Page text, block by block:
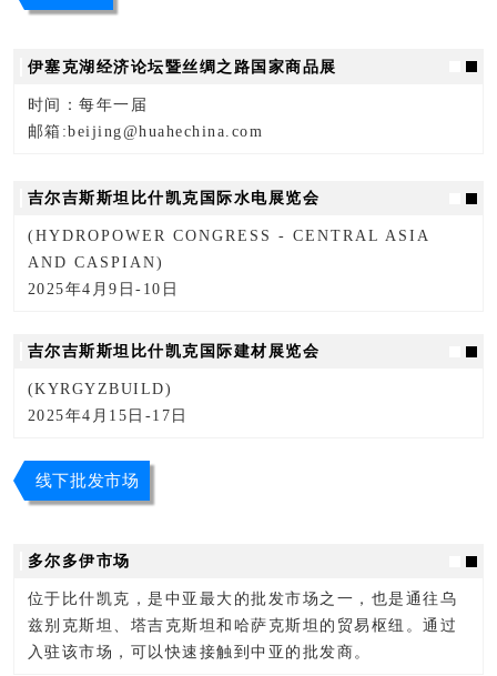
伊塞克湖经济论坛暨丝绸之路国家商品展
时间：每年一届
邮箱:beijing@huahechina.com
吉尔吉斯斯坦比什凯克国际水电展览会
(HYDROPOWER CONGRESS - CENTRAL ASIA
AND CASPIAN)
2025年4月9日-10日
吉尔吉斯斯坦比什凯克国际建材展览会
(KYRGYZBUILD)
2025年4月15日-17日
线下批发市场
多尔多伊市场
位于比什凯克，是中亚最大的批发市场之一，也是通往乌
兹别克斯坦、塔吉克斯坦和哈萨克斯坦的贸易枢纽。通过
入驻该市场，可以快速接触到中亚的批发商。